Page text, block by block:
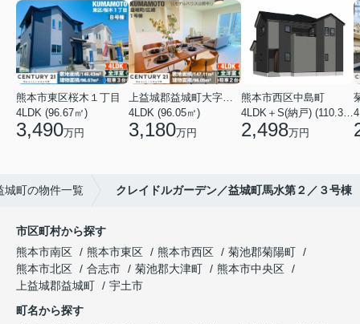
熊本市東区桜木１丁目
4LDK (96.67㎡)
3,490万円
上益城郡益城町大字広崎
4LDK (96.05㎡)
3,180万円
熊本市西区中島町
4LDK＋S(納戸) (110.37㎡)
2,498万円
城町の物件一覧 クレイドルガーデン／益城町馬水第２／３号棟
市区町村から探す
熊本市南区
熊本市東区 熊本市西区
菊池郡菊陽町
熊本市北区
合志市 菊池郡大津町
熊本市中央区
上益城郡益城町
宇土市
町名から探す